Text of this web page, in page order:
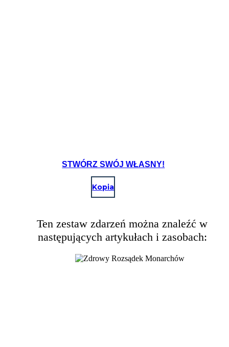
STWÓRZ SWÓJ WŁASNY!
Kopia
Ten zestaw zdarzeń można znaleźć w
następujących artykułach i zasobach: